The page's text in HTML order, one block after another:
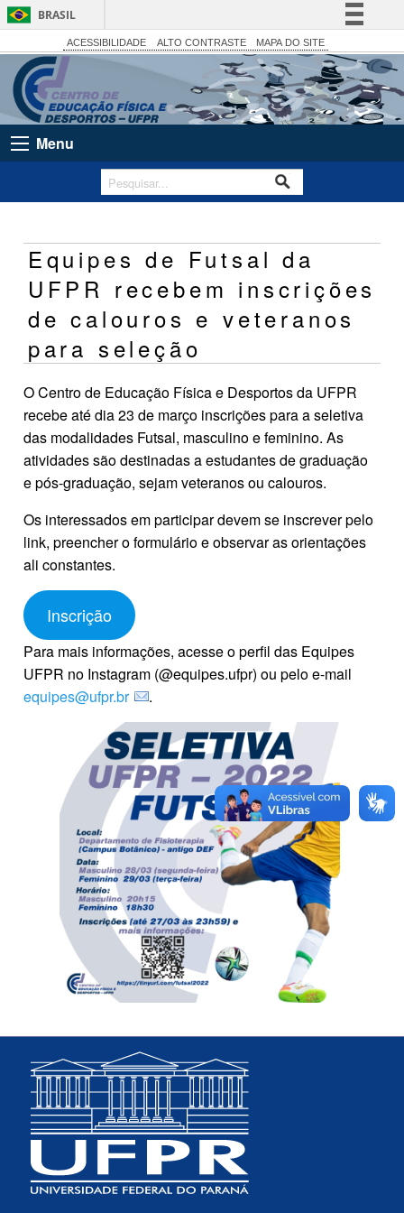
BRASIL
Simplifique!
Comunica BR
Participe
Acesso à informação
Canais
ACESSIBILIDADE ALTO CONTRASTE MAPA DO SITE
Menu
Equipes de Futsal da
UFPR recebem inscrições
de calouros e veteranos
para seleção
O Centro de Educação Física e Desportos da UFPR
recebe até dia 23 de março inscrições para a seletiva
das modalidades Futsal, masculino e feminino. As
atividades são destinadas a estudantes de graduação
e pós-graduação, sejam veteranos ou calouros.
Os interessados em participar devem se inscrever pelo
link, preencher o formulário e observar as orientações
ali constantes.
Inscrição
Para mais informações, acesse o perfil das Equipes
UFPR no Instagram (@equipes.ufpr) ou pelo e-mail
equipes@ufpr.br
.